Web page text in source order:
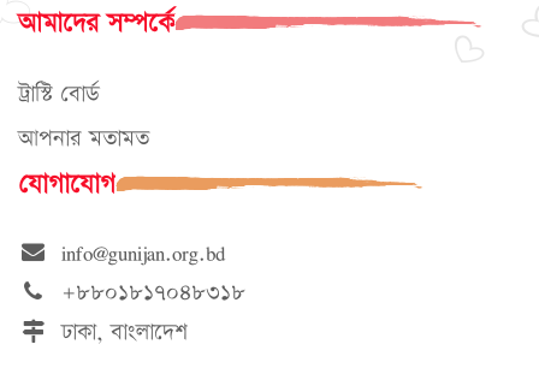
আমাদের সম্পর্কে
ট্রাস্টি বোর্ড
আপনার মতামত
যোগাযোগ
info@gunijan.org.bd
+৮৮০১৮১৭০৪৮৩১৮
ঢাকা, বাংলাদেশ